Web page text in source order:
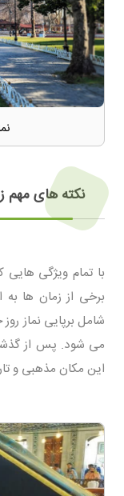
نکته های مهم
با تمام ویژگی هایی
برخی از زمان ها
شامل برپایی نماز
می شود. پس از
این مکان مذهبی و